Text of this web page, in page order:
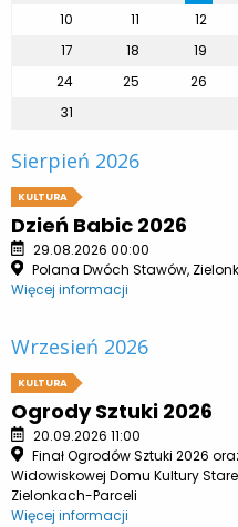
10
11 12
17
18 19
24
25 26
31
Sierpień 2026
KULTURA
Dzień Babic 2026
29.08.2026 00:00
Polana Dwóch Stawów,
Więcej informacji
Wrzesień 2026
KULTURA
Ogrody Sztuki 2026
20.09.2026 11:00
Finał Ogrodów Sztuki 2026
Widowiskowej Domu Kultury
Zielonkach-Parceli
Więcej informacji